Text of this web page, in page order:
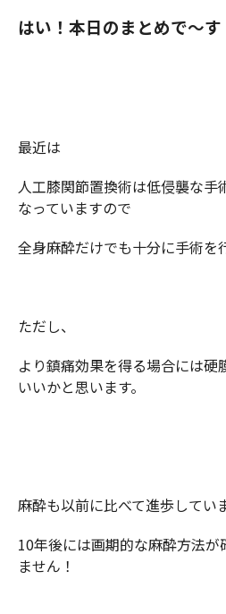
はい！本日のまとめで～す
最近は
人工膝関節置換術は低侵襲な手
なっていますので
全身麻酔だけでも十分に手術を
ただし、
より鎮痛効果を得る場合には硬
いいかと思います。
麻酔も以前に比べて進歩してい
10年後には画期的な麻酔方法
ません！